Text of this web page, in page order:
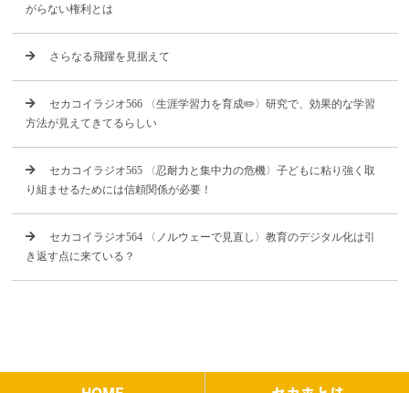
がらない権利とは
さらなる飛躍を見据えて
セカコイラジオ566 〈生涯学習力を育成✏️〉研究で、効果的な学習
方法が見えてきてるらしい
セカコイラジオ565 〈忍耐力と集中力の危機〉子どもに粘り強く取
り組ませるためには信頼関係が必要！
セカコイラジオ564 〈ノルウェーで見直し〉教育のデジタル化は引
き返す点に来ている？